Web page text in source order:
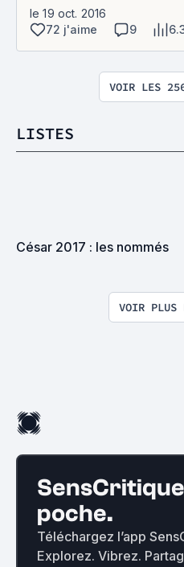
le 19 oct. 2016
72 j'aime
9
VOIR LES
LISTES
César 2017 : les nommés
VOIR PLUS
poche.
Téléchargez l’app
Explorez. Vibrez.